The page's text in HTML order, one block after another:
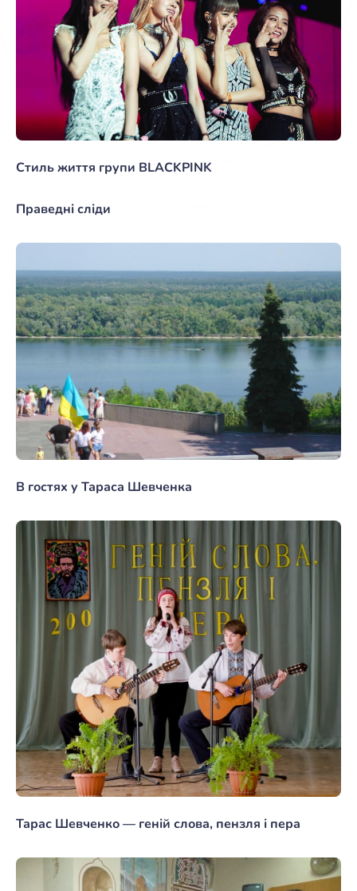
Стиль життя групи BLACKPINK
Праведні сліди
В гостях у Тараса Шевченка
Тарас Шевченко — геній слова, пензля і пера